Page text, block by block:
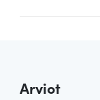
Arviot